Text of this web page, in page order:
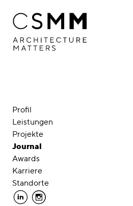
Profil
Leistungen
Projekte
Journal
Awards
Karriere
Standorte
linkedin instagram